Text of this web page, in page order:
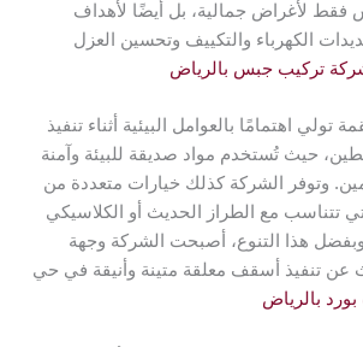
فقط لأغراض جمالية، بل أيضًا لأهداف
الكهرباء والتكييف وتحسين العزل
تركيب جبس بالرياض
تولي اهتمامًا بالعوامل البيئية أثناء تنفيذ
حيث تُستخدم مواد صديقة للبيئة وآمنة
وتوفر الشركة كذلك خيارات متعددة من
تتناسب مع الطراز الحديث أو الكلاسيكي
هذا التنوع، أصبحت الشركة وجهة
تنفيذ أسقف معلقة متينة وأنيقة في حي
بالرياض